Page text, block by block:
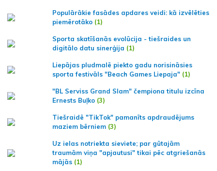
Populārākie fasādes apdares veidi: kā izvēlēties
piemērotāko (1)
Sporta skatīšanās evolūcija - tiešraides un
digitālo datu sinerģija (1)
Liepājas pludmalē piekto gadu norisināsies
sporta festivāls "Beach Games Liepaja" (1)
"BL Serviss Grand Slam" čempiona titulu izcīna
Ernests Buļko (3)
Tiešraidē "TikTok" pamanīts apdraudējums
maziem bērniem (3)
Uz ielas notriekta sieviete; par gūtajām
traumām viņa "apjautusi" tikai pēc atgriešanās
mājās (1)